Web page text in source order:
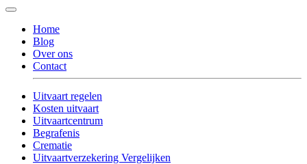
Home
Blog
Over ons
Contact
Uitvaart regelen
Kosten uitvaart
Uitvaartcentrum
Begrafenis
Crematie
Uitvaartverzekering Vergelijken